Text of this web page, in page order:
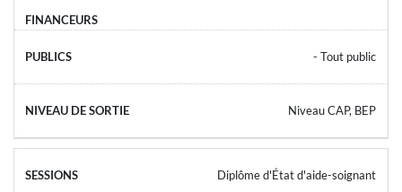
- Tout public
Niveau CAP, BEP
Diplôme d'État d'aide-soignant